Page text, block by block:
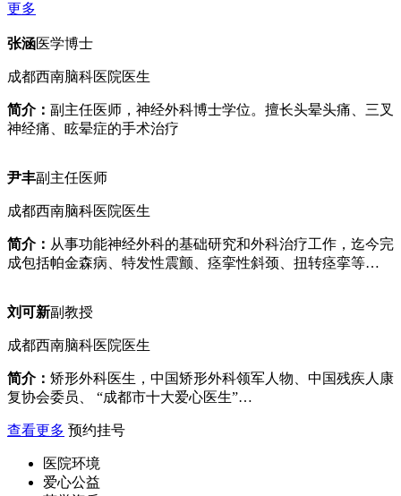
更多
张涵医学博士
成都西南脑科医院医生
简介： 副主任医师，神经外科博士学位。擅长头晕头痛、三叉
神经痛、眩晕症的手术治疗
尹丰副主任医师
成都西南脑科医院医生
简介： 从事功能神经外科的基础研究和外科治疗工作，迄今完
成包括帕金森病、特发性震颤、痉挛性斜颈、扭转痉挛等…
刘可新副教授
成都西南脑科医院医生
简介： 矫形外科医生，中国矫形外科领军人物、中国残疾人康
复协会委员、 “成都市十大爱心医生”…
查看更多 预约挂号
医院环境
爱心公益